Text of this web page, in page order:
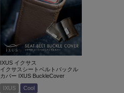
IXUS イクサス
イクサスシートベルトバックル
カバー IXUS BuckleCover
IXUS
Cool